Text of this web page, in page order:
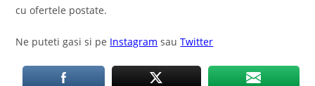
cu ofertele postate.
Ne puteti gasi si pe Instagram sauTwitter